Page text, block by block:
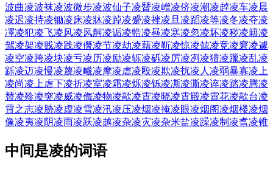
波曲凌波袜凌波微步凌波仙子凌朁凌嶒凌侪凌潮凌趠凌车凌晨
凌迟凌持凌锄凌床凌牀凌踔凌蹙凌挫凌旦凌蹈凌等凌冬凌夺凌
凙凌犯凌飞凌风凌风舸凌诟凌牿凌晷凌寒凌忽凌坏凌秽凌籍凌
驾凌架凌贱凌践凌僭凌节凌劫凌藉凌靳凌惊凌兢凌竞凌窘凌遽
凌空凌跨凌块凌亏凌历凌励凌轹凌砾凌厉凌冽 凌猎凌躐凌乱凌
跞凌迈凌慢凌蔑凌衊凌摩凌虐凌殴凌欺凌扰凌人 凌弱暴寡凌上
凌尚凌上虐下凌折凌室凌霜凌烁凌铄凌凘凌澌凌谇凌踏凌腾凌
替凌殄凌突凌威凌侮凌物凌歊凌霄凌晓凌霄殿凌霄花凌歊台凌
霄之志凌胁凌虚凌雪凌汛凌压凌烟凌掩凌眼凌烟阁凌烟楼凌烟
像凌夷凌阴凌雨凌跃凌越凌杂凌灾凌杂米盐凌躁凌制 凌翥凌锥
中间是凌的词语